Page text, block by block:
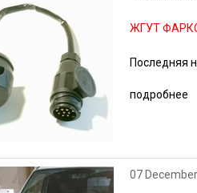
ЖГУТ
Последняя
подробнее
07